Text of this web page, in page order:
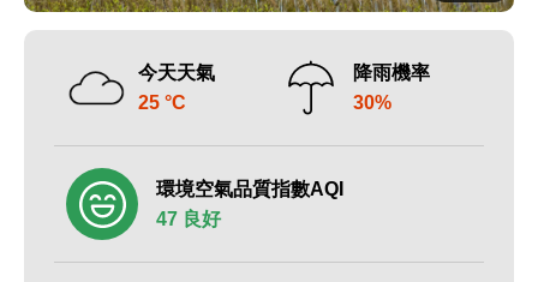
今天天氣
25 °C
降雨機率
30%
環境空氣品質指數AQI
47 良好